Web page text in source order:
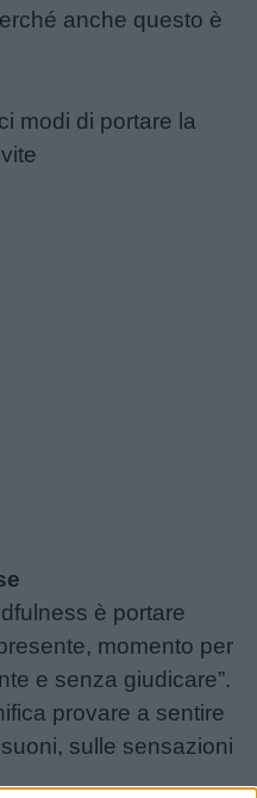
anche questo è
modi di portare la
è portare
momento per
e senza giudicare”.
provare a sentire
sulle sensazioni